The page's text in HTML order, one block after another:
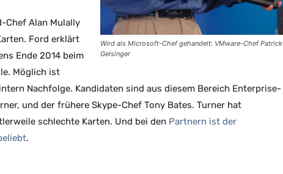
Wird als Microsoft-Chef gehandelt: VMware-Chef Patrick
Gelsinger
Chef Alan Mulally
Ford erklärt
Ende 2014 beim
Möglich ist
Nachfolge. Kandidaten sind aus diesem Bereich Enterprise-
und der frühere Skype-Chef Tony Bates. Turner hat
schlechte Karten. Und bei den Partnern ist der
.